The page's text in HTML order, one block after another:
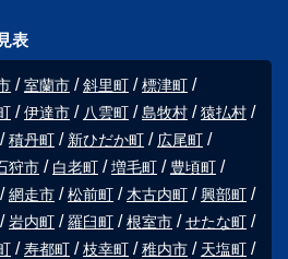
表
室蘭市 斜里町
標津町
伊達市 八雲町 島牧村
猿払村
積丹町 新ひだか町
広尾町
狩市 白老町 増毛町
豊頃町
網走市 松前町 木古内町
興部町
岩内町 羅臼町 根室市
せたな町
寿都町 枝幸町 稚内市
天塩町